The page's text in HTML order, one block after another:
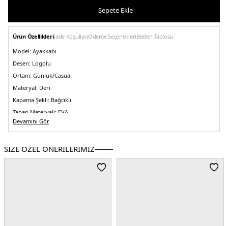
Sepete Ekle
Ürün Özellikleriİade KoşullarıÖdeme SeçenekleriBeden Tablosu
Model: Ayakkabı
Desen: Logolu
Ortam: Günlük/Casual
Materyal: Deri
Kapama Şekli: Bağcıklı
Taban Materyali: EVA
Burun Tipi:Yuvarlak Burun
Topuk Tipi:Düz
Yaş Grubu:Yetişkin
Devamını Gör
SİZE ÖZEL ÖNERİLERİMİZ